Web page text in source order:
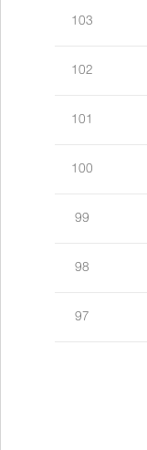
103
102
101
100
99
98
97